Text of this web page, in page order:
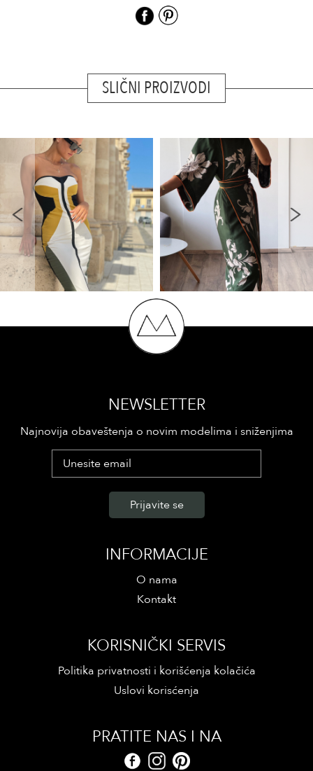
SLIČNI PROIZVODI
INFORMACIJE
O nama
Kontakt
NEWSLETTER
Najnovija obaveštenja o novim modelima i sniženjima
KORISNIČKI SERVIS
Politika privatnosti i korišćenja kolačića
Uslovi korisćenja
PRATITE NAS I NA